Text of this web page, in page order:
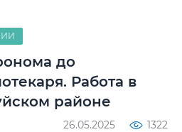
до
Работа в
районе
26.05.2025 1322